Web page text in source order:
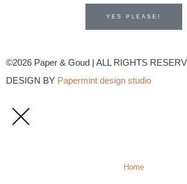
YES PLEASE!
©2026 Paper & Goud | ALL RIGHTS
DESIGN BY Papermint design studio
Home